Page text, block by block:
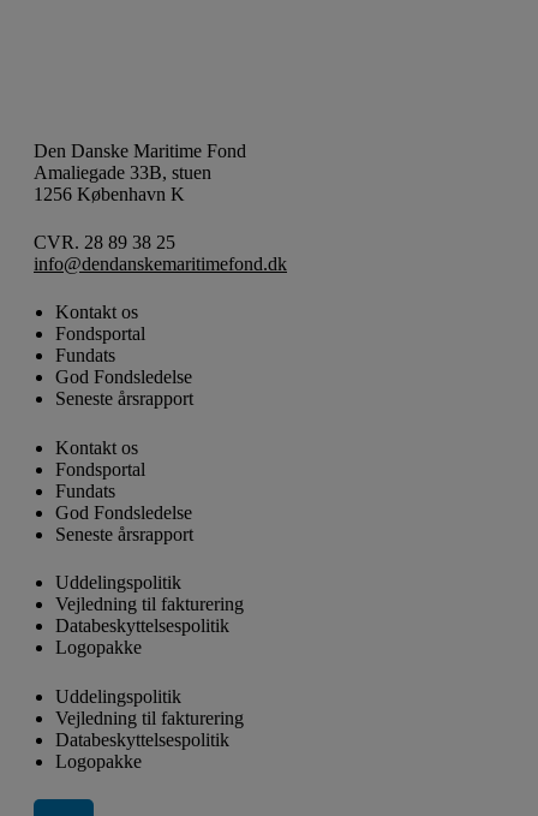
Den Danske Maritime Fond
Amaliegade 33B, stuen
1256 København K
CVR. 28 89 38 25
info@dendanskemaritimefond.dk
Kontakt os
Fondsportal
Fundats
God Fondsledelse
Seneste årsrapport
Kontakt os
Fondsportal
Fundats
God Fondsledelse
Seneste årsrapport
Uddelingspolitik
Vejledning til fakturering
Databeskyttelsespolitik
Logopakke
Uddelingspolitik
Vejledning til fakturering
Databeskyttelsespolitik
Logopakke